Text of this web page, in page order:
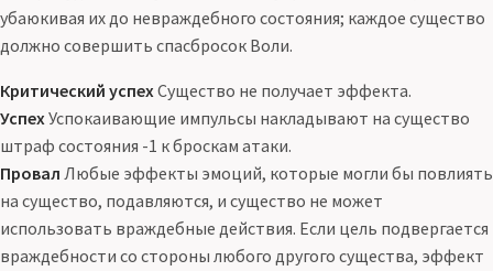
убаюкивая их до невраждебного состояния; каждое существо
должно совершить спасбросок Воли.
Критический успехСущество не получает эффекта.
УспехУспокаивающие импульсы накладывают на существо
штраф состояния -1 к броскам атаки.
Провал Любые эффекты эмоций, которые могли бы повлиять
на существо, подавляются, и существо не может
использовать враждебные действия. Если цель подвергается
враждебности со стороны любого другого существа, эффект